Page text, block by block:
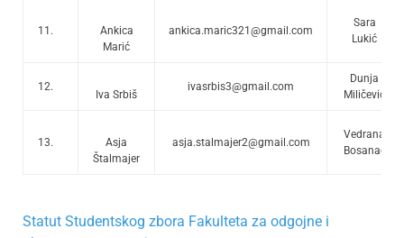
11.
Ankica
Marić
ankica.maric321@gmail.com
Sara
Lukić
12.
Iva Srbiš
ivasrbis3@gmail.com
Dunja
Miličević
13.
Asja
Štalmajer
asja.stalmajer2@gmail.com
Vedrana
Bosanac
Statut Studentskog zbora Fakulteta za odgojne i